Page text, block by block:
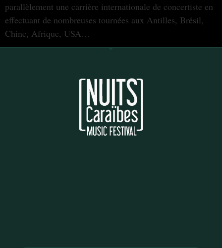
parallèlement une carrière internationale de concertiste en
effectuant de nombreuses tournées aux Antilles, Brésil,
Chine, Afrique, USA…